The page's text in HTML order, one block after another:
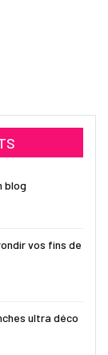
blog
vos fins de
ultra déco